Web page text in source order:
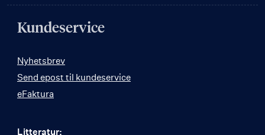
Kundeservice
Nyhetsbrev
Send epost til kundeservice
eFaktura
Litteratur: